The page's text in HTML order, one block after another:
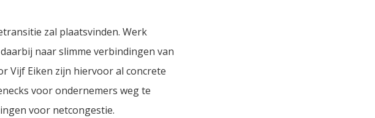
zal plaatsvinden. Werk
naar slimme verbindingen van
Vijf Eiken zijn hiervoor al concrete
voor ondernemers weg te
voor netcongestie.